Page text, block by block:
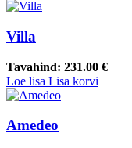
Villa
Tavahind: 231.00 €
Loe lisa Lisa korvi
Amedeo